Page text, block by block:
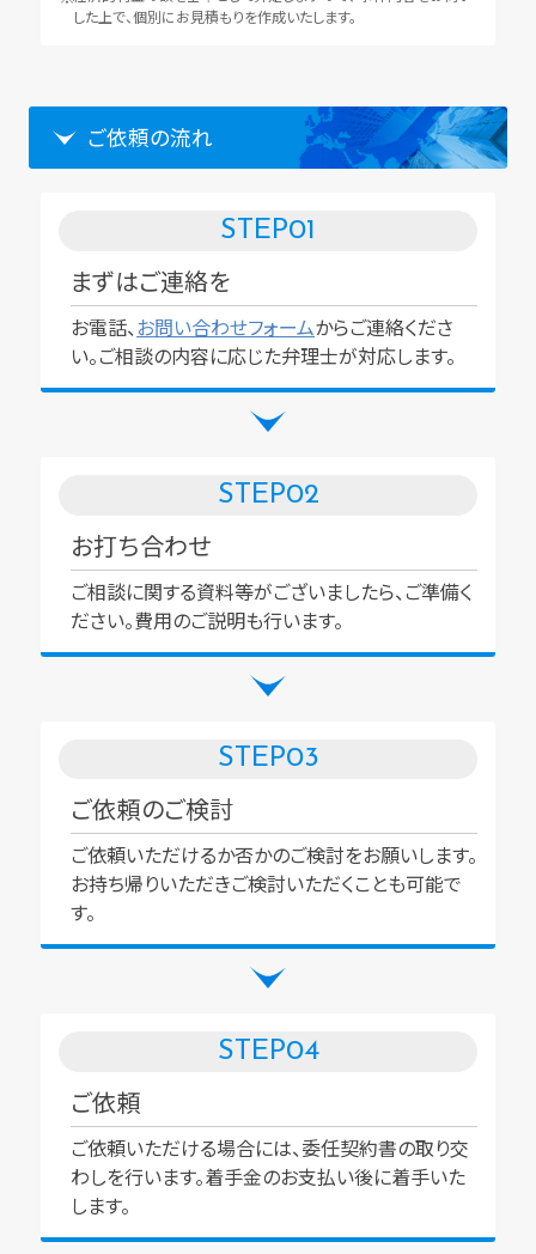
した上で、個別にお見積もりを作成いたします。
ご依頼の流れ
STEP01
まずはご連絡を
お電話、お問い合わせフォームからご連絡くださ
い。ご相談の内容に応じた弁理士が対応します。
STEP02
お打ち合わせ
ご相談に関する資料等がございましたら、ご準備く
ださい。費用のご説明も行います。
STEP03
ご依頼のご検討
ご依頼いただけるか否かのご検討をお願いします。
お持ち帰りいただきご検討いただくことも可能で
す。
STEP04
ご依頼
ご依頼いただける場合には、委任契約書の取り交
わしを行います。着手金のお支払い後に着手いた
します。